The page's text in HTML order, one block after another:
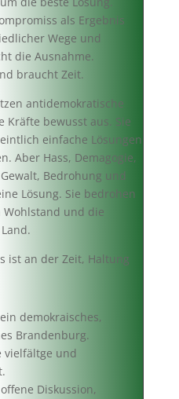
als Ergebnis
Wege und
die Ausnahme.
braucht Zeit.
antidemokratische
Kräfte bewusst aus. Sie
einfache Lösungen
Aber Hass, Demagogie,
Bedrohung und
Lösung. Sie bedrohen
und die
ist an der Zeit, Haltung
demokraisches,
Brandenburg.
vielfältge und
Diskussion,